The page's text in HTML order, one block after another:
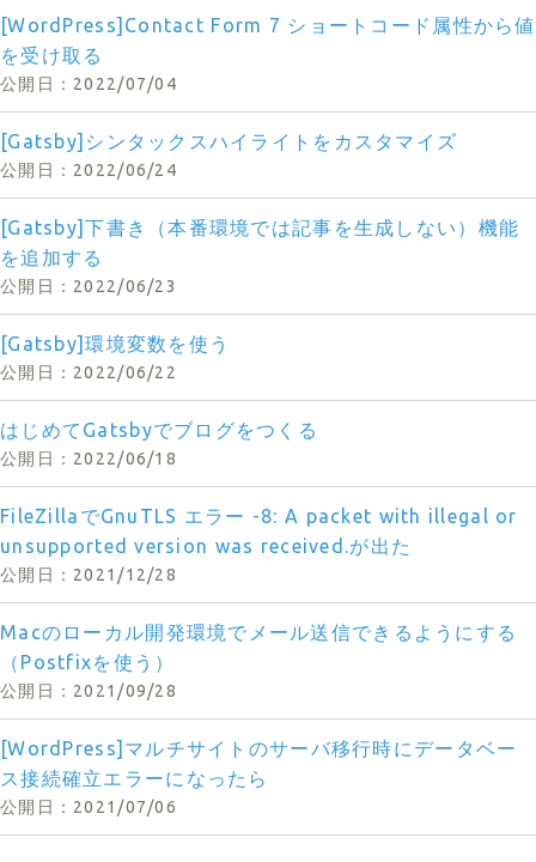
[WordPress]Contact Form 7 ショートコード属性から値
を受け取る
2022/07/04
[Gatsby]シンタックスハイライトをカスタマイズ
2022/06/24
[Gatsby]下書き（本番環境では記事を生成しない）機能
を追加する
2022/06/23
[Gatsby]環境変数を使う
2022/06/22
はじめてGatsbyでブログをつくる
2022/06/18
FileZillaでGnuTLS エラー -8: A packet with illegal or
unsupported version was received.が出た
2021/12/28
Macのローカル開発環境でメール送信できるようにする
（Postfixを使う）
2021/09/28
[WordPress]マルチサイトのサーバ移行時にデータベー
ス接続確立エラーになったら
2021/07/06